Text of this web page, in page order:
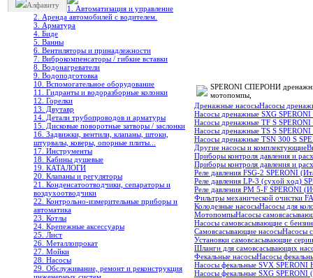
Алфавиту
1. Автоматизация и управление
2. Аренда автомобилей с водителем.
3. Арматура
4. Биде
5. Ванны
6. Вентиляторы и принадлежности
7. Виброкомпенсаторы / гибкие вставки
8. Водонагреватели
9. Водоподготовка
10. Вспомогательное оборудование
11. Гидранты и водоразборные колонки
12. Горелки
13. Двутавр
14. Детали трубопроводов и арматуры
15. Дисковые поворотные затворы / заслонки
16. Задвижки, вентили, клапаны, штоки,
штурвалы, коверы, опорные плиты...
17. Инструменты
18. Кабины душевые
19. КАТАЛОГИ
20. Клапаны и регуляторы
21. Конденсатоотводчики, сепараторы и
воздухоотводчики
22. Контрольно-измерительные приборы и
автоматика
23. Котлы
24. Крепежные аксессуары
25. Лист
26. Металлопрокат
27. Мойки
28. Насосы
29. Обслуживание, ремонт и реконструкция
SPERONI СПЕРОНИ
мотопомпы,
Дренажные насосыНасосы
Насосы дренажные SXG SPERONI
Насосы дренажные TF S SPERONI
Насосы дренажные TS S SPERONI
Насосы дренажные TSN 300 S
Другие насосы и комплектующие
Приборы контроля давления и
Приборы контроля давления и
Реле давления FSG-2 SPERONI
Реле давления LP-3 (сухой ход)
Реле давления PM 5-F SPERONI
Фильтры механической очистки
Колодезные насосыНасосы для
МотопомпыНасосы
Насосы самовсасывающие с
Самовсасывающие насосыНасосы
Установки самовсасывающие
Шланги для самовсасывающих
Фекальные насосыНасосы
Насосы фекальные SVX SPERONI
Насосы фекальные SXG SPERONI